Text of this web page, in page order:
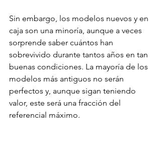
Sin embargo, los modelos nuevos y en
caja son una minoría, aunque a veces
sorprende saber cuántos han
sobrevivido durante tantos años en tan
buenas condiciones. La mayoría de los
modelos más antiguos no serán
perfectos y, aunque sigan teniendo
valor, este será una fracción del
referencial máximo.